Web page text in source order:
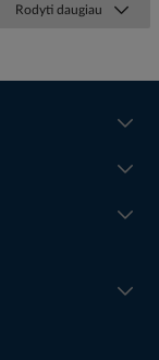
Rodyti daugiau